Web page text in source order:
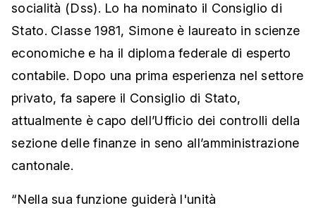
socialità (Dss). Lo ha nominato il Consiglio di
Stato. Classe 1981, Simone è laureato in scienze
economiche e ha il diploma federale di esperto
contabile. Dopo una prima esperienza nel settore
privato, fa sapere il Consiglio di Stato,
attualmente è capo dell’Ufficio dei controlli della
sezione delle finanze in seno all’amministrazione
cantonale.
“Nella sua funzione guiderà l'unità